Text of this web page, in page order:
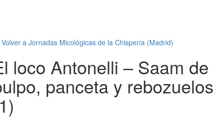
Volver a Jornadas Micológicas de la Chispería (Madrid)
loco Antonelli – Saam de
panceta y rebozuelos